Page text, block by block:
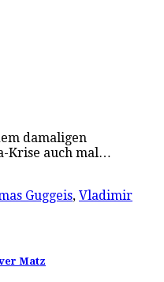
damaligen
Krise auch mal…
Guggeis, Vladimir
Matz